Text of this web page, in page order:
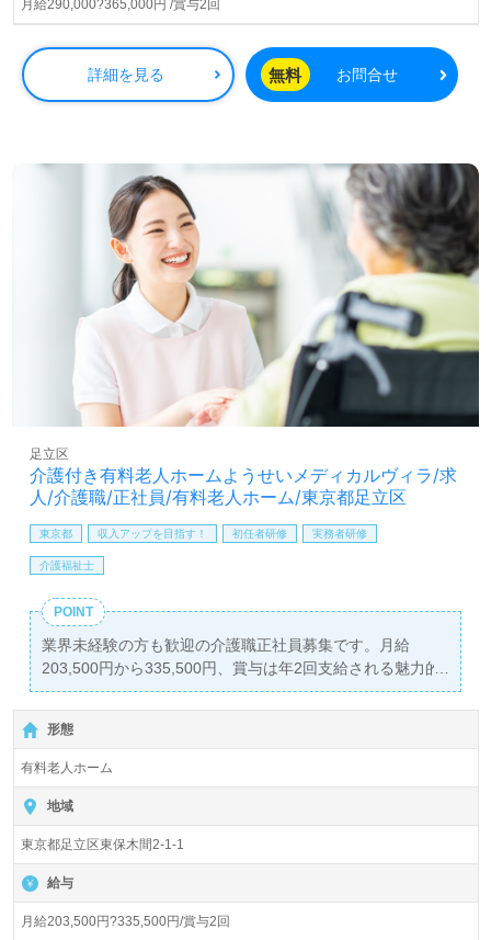
す。個別対応を重視し、定員25名の全室個室の施設では、
一人ひとりの利用者様に寄り添った介護サービスを提供し
ています。
また、将来的にはキャリアアップも目指せる環境が整って
た支援体制が整っている当施設での勤務は、大きなメリッ
トとなるでしょう。お車での通勤も可能で、アクセスも良
好です。興味がある方は、ぜひ詳細をお問い合わせくださ
い。あなたの新しいキャリアの一歩を、私たちが全力でサ
ポートいたします。
月給290,000?365,000円 /賞与2回
詳細を見る 無料 お問合せ
介護付き有料老人ホームようせいメディカルヴィラ/求
人/介護職/正社員/有料老人ホーム/東京都足立区
足立区
東京都 収入アップを目指す！ 初任者研修 実務者研修
介護福祉士
POINT
業界未経験の方も歓迎の介護職正社員募集です。月給
203,500円から335,500円、賞与は年2回支給される魅力的
な待遇が整っています。勤務地は、入居定員60名の『介護
付き有料老人ホームようせいメディカルヴィラ』で、東京
都足立区に位置する医療法人社団容生会が運営していま
す。アクセスも良好で、竹ノ塚駅から路線バスが利用でき
るため、通勤も便利です。
当施設では、幅広い年代層の職員が活躍しており、先輩職
員からの手厚いOJTや充実したe-ラーニング等の研修プロ
グラムが用意されています。介護職の経験がある方はもち
です。風通しの良い職場文化が根付いており、年3回の休
形態
有料老人ホーム
地域
東京都足立区東保木間2-1-1
給与
月給203,500円?335,500円/賞与2回